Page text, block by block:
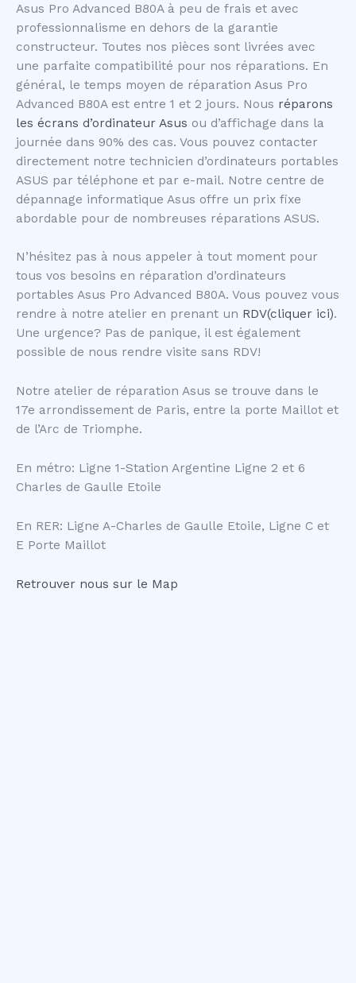
Asus Pro Advanced B80A à peu de frais et avec
professionnalisme en dehors de la garantie
constructeur. Toutes nos pièces sont livrées avec
une parfaite compatibilité pour nos réparations. En
général, le temps moyen de réparation Asus Pro
Advanced B80A est entre 1 et 2 jours. Nous réparons
les écrans d’ordinateur Asus ou d’affichage dans la
journée dans 90% des cas. Vous pouvez contacter
directement notre technicien d’ordinateurs portables
ASUS par téléphone et par e-mail. Notre centre de
dépannage informatique Asus offre un prix fixe
abordable pour de nombreuses réparations ASUS.
N’hésitez pas à nous appeler à tout moment pour
tous vos besoins en réparation d’ordinateurs
portables Asus Pro Advanced B80A. Vous pouvez vous
rendre à notre atelier en prenant un RDV(cliquer ici).
Une urgence? Pas de panique, il est également
possible de nous rendre visite sans RDV!
Notre atelier de réparation Asus se trouve dans le
17e arrondissement de Paris, entre la porte Maillot et
de l’Arc de Triomphe.
En métro: Ligne 1-Station Argentine Ligne 2 et 6
Charles de Gaulle Etoile
En RER: Ligne A-Charles de Gaulle Etoile, Ligne C et
E Porte Maillot
Retrouver nous sur le Map